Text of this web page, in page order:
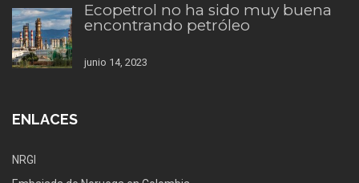
Ecopetrol no ha sido muy buena
encontrando petróleo
junio 14, 2023
ENLACES
NRGI